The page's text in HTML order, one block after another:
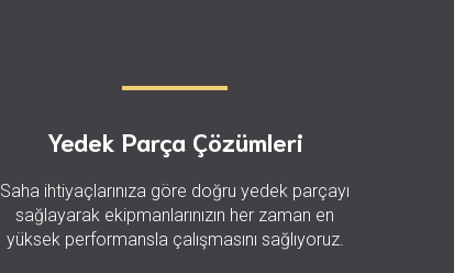
Yedek Parça Çözümleri
Saha ihtiyaçlarınıza göre doğru yedek parçayı
sağlayarak ekipmanlarınızın her zaman en
yüksek performansla çalışmasını sağlıyoruz.